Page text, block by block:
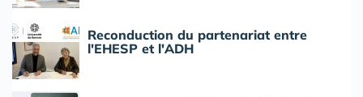
Reconduction du partenariat entre
l'EHESP et l'ADH